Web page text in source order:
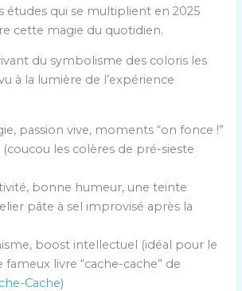
études qui se multiplient en 2025
cette magie du quotidien.
du symbolisme des coloris les
à la lumière de l’expérience
passion vive, moments “on fonce !”
(coucou les colères de pré-sieste
bonne humeur, une teinte
pâte à sel improvisé après la
boost intellectuel (idéal pour le
livre “cache-cache” de
Cache)